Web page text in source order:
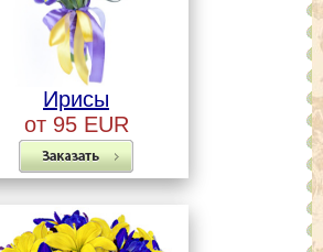
Ирисы
от 95 EUR